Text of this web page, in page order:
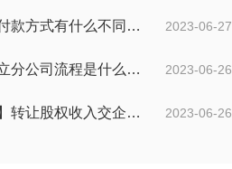
2023-06-27
汇票和本票的付款方式有什么不同？汇票和本票包含的交易数有什么不同？ 环球今热点
2023-06-26
焦点快看：成立分公司流程是什么？中华人民共和国公司登记管理条例第四十七条是什么？
2023-06-26
【全球聚看点】转让股权收入交企业所得税吗？企业所得税征税原则是什么？